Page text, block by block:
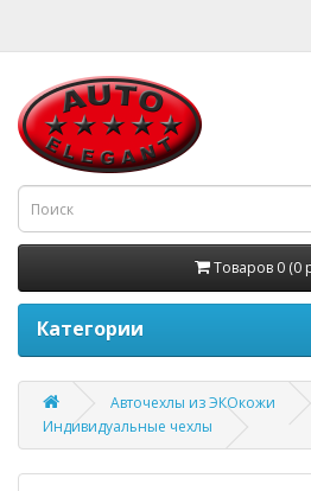
Товаров 0 (0
Категории
Авточехлы из ЭКОкожи
Индивидуальные чехлы